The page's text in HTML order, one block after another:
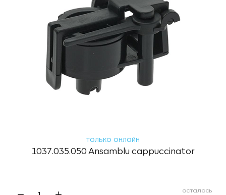
только онлайн
1037.035.050 Ansamblu cappuccinator
осталось